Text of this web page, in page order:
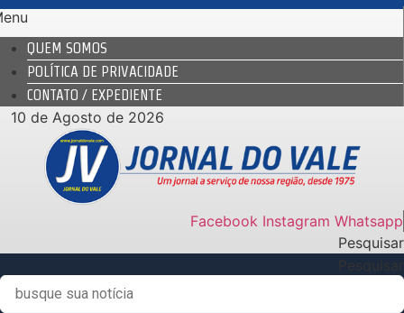
Ir
para
conteúdo
QUEM SOMOS
POLÍTICA DE PRIVACIDADE
CONTATO / EXPEDIENTE
10 de Agosto de 2026
Facebook Instagram Whatsapp
Pesquisar
Pesquisar